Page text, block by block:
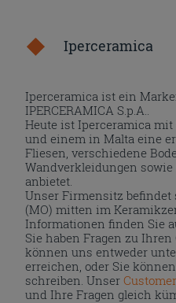
Iperceramica
Iperceramica ist ein
IPERCERAMICA S.p.A..
Heute ist Iperceramica
und einem in Malta eine
Fliesen, verschiedene
Wandverkleidungen
anbietet.
Unser Firmensitz
(MO) mitten im
Informationen finden Sie
Sie haben Fragen zu
können uns entweder
erreichen, oder Sie
schreiben. Unser
und Ihre Fragen gleich